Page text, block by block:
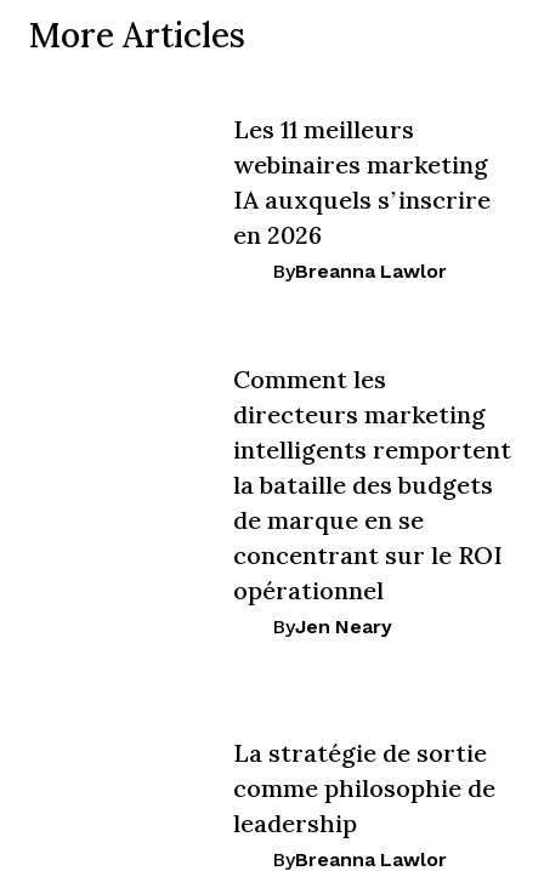
More Articles
Les 11 meilleurs
webinaires marketing
IA auxquels s’inscrire
en 2026
ByBreanna Lawlor
Comment les
directeurs marketing
intelligents remportent
la bataille des budgets
de marque en se
concentrant sur le ROI
opérationnel
ByJen Neary
La stratégie de sortie
comme philosophie de
leadership
ByBreanna Lawlor